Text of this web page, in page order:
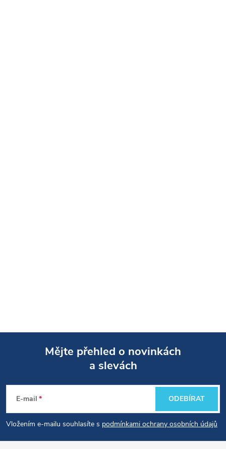
p
Mějte přehled o novinkách
a slevách
E-mail
Vložením e-mailu souhlasíte s podmínkami ochrany osobních údajů
ODEBÍRAT